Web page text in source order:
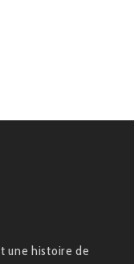
une histoire de